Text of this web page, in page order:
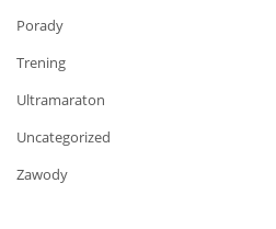
Porady
Trening
Ultramaraton
Uncategorized
Zawody